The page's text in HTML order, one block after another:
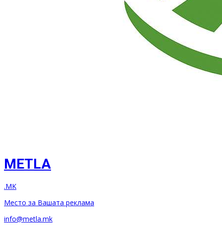
METLA
.MK
Место за Вашата реклама
info@metla.mk